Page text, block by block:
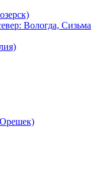
Вологда, Сизьма